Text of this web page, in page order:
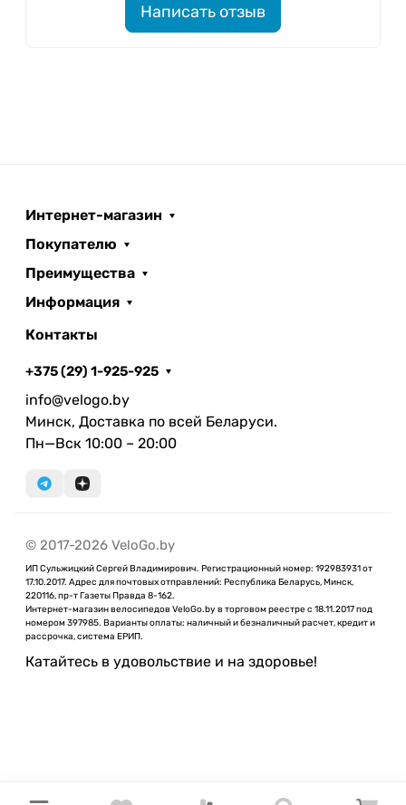
Написать отзыв
Интернет-магазин
Покупателю
Преимущества
Информация
Контакты
+375 (29) 1-925-925
info@velogo.by
Минск, Доставка по всей Беларуси.
Пн—Вск 10:00 – 20:00
© 2017-2026 VeloGo.by
ИП Сульжицкий Сергей Владимирович. Регистрационный номер: 192983931 от
17.10.2017. Адрес для почтовых отправлений: Республика Беларусь, Минск,
220116, пр-т Газеты Правда 8-162.
Интернет-магазин велосипедов VeloGo.by в торговом реестре с 18.11.2017 под
номером 397985. Варианты оплаты: наличный и безналичный расчет, кредит и
рассрочка, система ЕРИП.
Катайтесь в удовольствие и на здоровье!